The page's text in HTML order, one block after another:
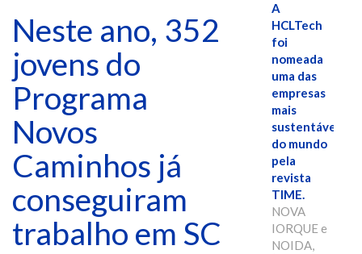
Neste ano, 352
jovens do
Programa
Novos
Caminhos já
conseguiram
trabalho em SC
A
HCLTech
foi
nomeada
uma das
empresas
mais
sustentáveis
do mundo
pela
revista
TIME.
NOVA
IORQUE e
NOIDA,